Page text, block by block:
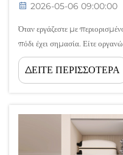
2026-05-06 09:00:00
Όταν εργάζεστε με
πόδι έχει σημασία. Είτε
συμπαγές οικιακό γραφείο, μια
μεγέθους εμπορικό
ΔΕΙΤΕ ΠΕΡΙΣΣΟΤΕΡΑ